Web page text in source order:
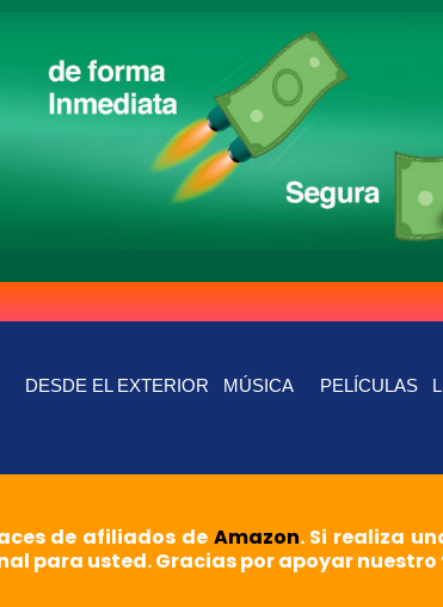
DESDE EL EXTERIOR MÚSICA PELÍCULAS
de afiliados de Amazon. Si realiza
para usted. Gracias por apoyar